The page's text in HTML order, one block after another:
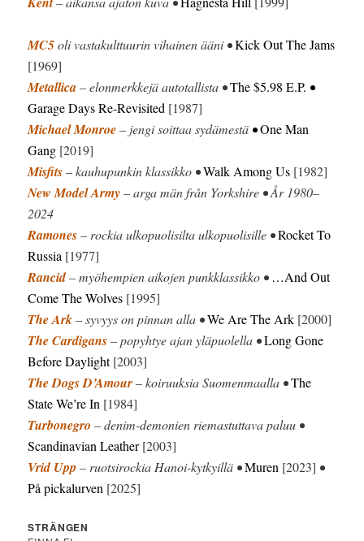
MC5oli vastakulttuurin vihainen ääni •Kick Out The Jams
[1969]
Metallica– elonmerkkejä autotallista •The $5.98 E.P. •
Garage Days Re-Revisited [1987]
Michael Monroe– jengi soittaa sydämestä •One Man
Gang [2019]
Misfits– kauhupunkin klassikko •Walk Among Us [1982]
New Model Army– arga män från Yorkshire • År 1980–
2024
Ramones– rockia ulkopuolisilta ulkopuolisille •Rocket To
Russia [1977]
Rancid– myöhempien aikojen punkklassikko • …And Out
Come The Wolves [1995]
The Ark– syvyys on pinnan alla •We Are The Ark [2000]
The Cardigans– popyhtye ajan yläpuolella •Long Gone
Before Daylight[2003]
The Dogs D’Amour– koiruuksia Suomenmaalla •The
State We’re In [1984]
Turbonegro – denim-demonien riemastuttava paluu •
Scandinavian Leather[2003]
Vrid Upp – ruotsirockia Hanoi-kytkyillä •Muren [2023] •
På pickalurven [2025]
STRÄNGEN